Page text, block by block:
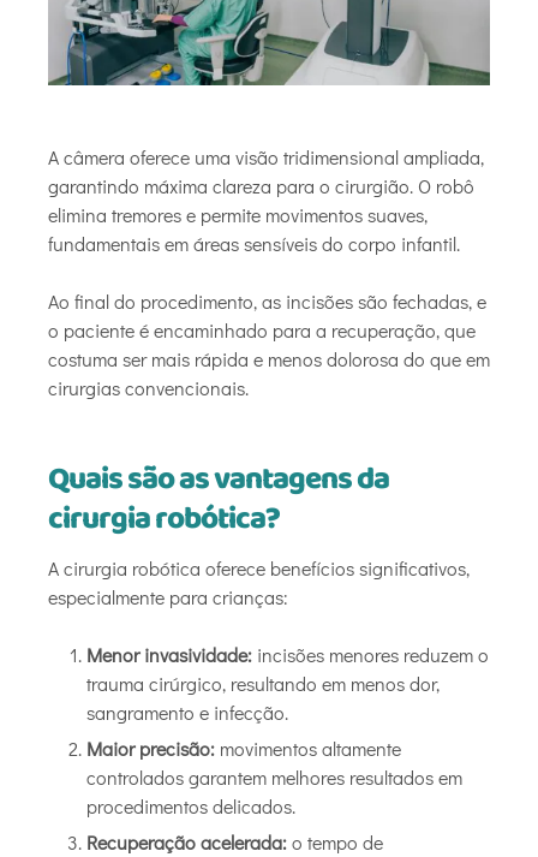
A câmera oferece uma visão tridimensional ampliada,
garantindo máxima clareza para o cirurgião. O robô
elimina tremores e permite movimentos suaves,
fundamentais em áreas sensíveis do corpo infantil.
Ao final do procedimento, as incisões são fechadas, e
o paciente é encaminhado para a recuperação, que
costuma ser mais rápida e menos dolorosa do que em
cirurgias convencionais.
Quais são as vantagens da
cirurgia robótica?
A cirurgia robótica oferece benefícios significativos,
especialmente para crianças:
Menor invasividade: incisões menores reduzem o
trauma cirúrgico, resultando em menos dor,
sangramento e infecção.
Maior precisão: movimentos altamente
controlados garantem melhores resultados em
procedimentos delicados.
Recuperação acelerada:o tempo de